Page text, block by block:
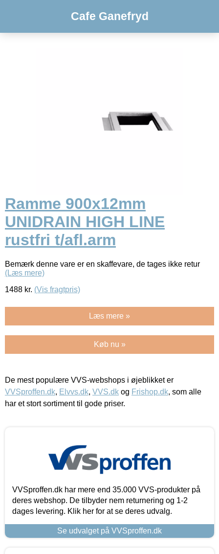
Cafe Ganefryd
Ramme 900x12mm
UNIDRAIN HIGH LINE
rustfri t/afl.arm
Bemærk denne vare er en skaffevare, de tages ikke retur
(Læs mere)
1488 kr. (Vis fragtpris)
Læs mere »
Køb nu »
De mest populære VVS-webshops i øjeblikket er
VVSproffen.dk, Elvvs.dk, VVS.dk og Frishop.dk, som alle
har et stort sortiment til gode priser.
VVSproffen.dk har mere end 35.000 VVS-produkter på
deres webshop. De tilbyder nem returnering og 1-2
dages levering. Klik her for at se deres udvalg.
Se udvalget på VVSproffen.dk